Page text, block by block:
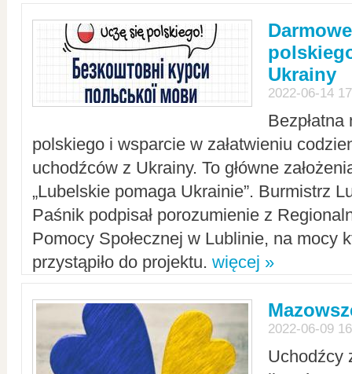
Ukrainy
2022-06-14
polskiego i wsparcie w załatwieniu
uchodźców z Ukrainy. To główne
„Lubelskie pomaga Ukrainie”. Burmistrz
Paśnik podpisał porozumienie z
Pomocy Społecznej w Lublinie, na mocy
przystąpiło do projektu. więcej »
2022-06-09
Uchodźcy